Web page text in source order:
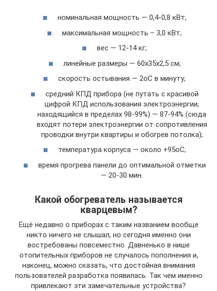
номинальная мощность — 0,4-0,8 кВт;
максимальная мощность – 3,0 кВт;
вес — 12-14 кг;
линейные размеры — 60х35х2,5 см;
скорость остывания — 2oС в минуту;
средний КПД прибора (не путать с красивой
цифрой КПД использования электроэнергии,
находящийся в пределах 98-99%) — 87-94% (сюда
входят потери электроэнергии от сопротивления
проводки внутри квартиры и обогрев потолка);
температура корпуса — около +95oС;
время прогрева панели до оптимальной отметки
— 20-30 мин.
Какой обогреватель называется
кварцевым?
Ещё недавно о приборах с таким названием вообще
никто ничего не слышал, но сегодня именно они
востребованы повсеместно. Давненько в нише
отопительных приборов не случалось пополнения и,
наконец, можно сказать, что достойная внимания
пользователей разработка появилась. Так чем именно
привлекают эти замечательные устройства?